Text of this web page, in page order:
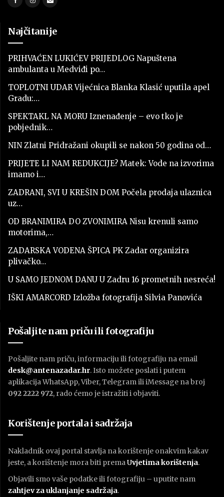
Najčitanije
PRIHVAĆEN LUKIĆEV PRIJEDLOG Napuštena
ambulanta u Medviđi po…
TOPLOTNI UDAR Vijećnica Blanka Klasić uputila apel
Gradu:…
SPEKTAKL NA MORU Iznenađenje – evo tko je
pobjednik…
NIN Zlatni Pridražani okupili se nakon 50 godina od…
PRIJETE LI NAM REDUKCIJE? Matek: Vode na izvorima
imamo i…
ZADRANI, SVI U KREŠIN DOM Počela prodaja ulaznica
uz…
OD BRANIMIRA DO ZVONIMIRA Nisu krenuli samo
motorima,…
ZADARSKA VODENA ŠPICA PK Zadar organizira
plivačko…
U SAMO JEDNOM DANU U Zadru 16 prometnih nesreća!
IŠKI AMARCORD Izložba fotografija Silvia Panovića
Pošaljite nam priču ili fotografiju
Pošaljite nam priču, informaciju ili fotografiju na email
desk@antenazadar.hr. Isto možete poslati i putem
aplikacija WhatsApp, Viber, Telegram ili iMessage na broj
092 2222 972, rado ćemo je istražiti i objaviti.
Korištenje portala i sadržaja
Nakladnik ovaj portal stavlja na korištenje onakvim kakav
jeste, a korištenje mora biti premaUvjetima korištenja.
Objavili smo vaše podatke ili fotografiju – uputite nam
zahtjev za uklanjanje sadržaja.